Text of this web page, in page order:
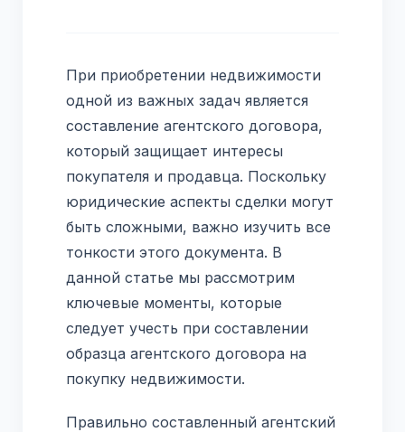
При приобретении недвижимости
одной из важных задач является
составление агентского договора,
который защищает интересы
покупателя и продавца. Поскольку
юридические аспекты сделки могут
быть сложными, важно изучить все
тонкости этого документа. В
данной статье мы рассмотрим
ключевые моменты, которые
следует учесть при составлении
образца агентского договора на
покупку недвижимости.
Правильно составленный агентский